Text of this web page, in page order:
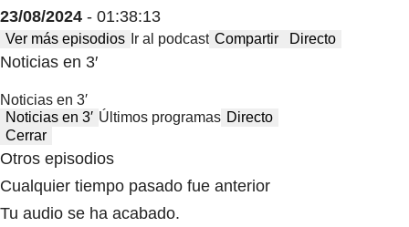
23/08/2024 - 01:38:13
Ver más episodios Ir al podcast Compartir Directo
Noticias en 3′
Noticias en 3′
Noticias en 3′ Últimos programas Directo
Cerrar
Otros episodios
Cualquier tiempo pasado fue anterior
Tu audio se ha acabado.